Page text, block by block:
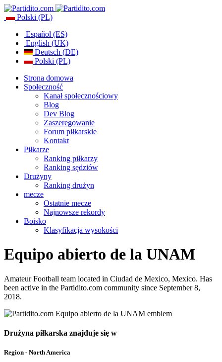
Polski (PL)
Español (ES)
English (UK)
Deutsch (DE)
Polski (PL)
Strona domowa
Społeczność
Kanał społecznościowy
Blog
Dev Blog
Zaszeregowanie
Forum piłkarskie
Kontakt
Piłkarze
Ranking piłkarzy
Ranking sędziów
Drużyny
Ranking drużyn
mecze
Ostatnie mecze
Najnowsze rekordy
Boisko
Klasyfikacja wysokości
Equipo abierto de la UNAM
Amateur Football team located in Ciudad de Mexico, Mexico. Has
been active in the Partidito.com community since September 8,
2018.
Drużyna piłkarska znajduje się w
Region - North America